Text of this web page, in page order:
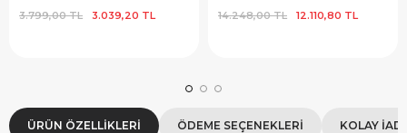
3.039,20 TL
3.799,00 TL 12.110,80 TL
14.248,00 TL
ÜRÜN ÖZELLIKLERI ÖDEME SEÇENEKLERI KOLAY